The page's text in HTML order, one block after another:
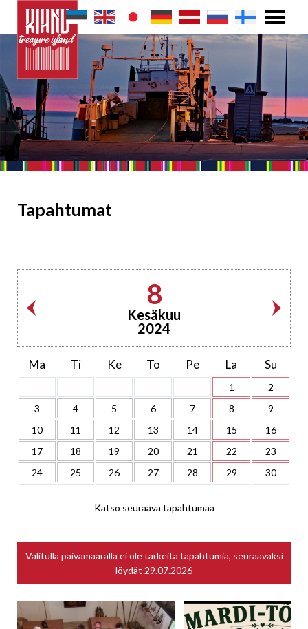
Tapahtumat
8
Kesäkuu
2024
Ma Ti Ke To Pe La Su
1
2
3
4 5 6 7 8
9
10
11 12 13 14 15
16
17
18 19 20 21 22
23
24
25 26 27 28 29 30
Katso seuraava tapahtumaa
Valitulla päivämäärällä ei ole tärkeitä tapahtumia, seuraavaksi
löydät 29.07.2026